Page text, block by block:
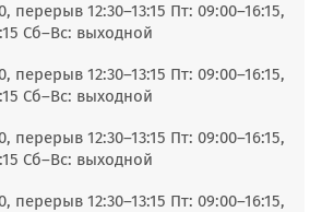
перерыв 12:30–13:15 Пт: 09:00–16:15,
Сб–Вс: выходной
перерыв 12:30–13:15 Пт: 09:00–16:15,
Сб–Вс: выходной
перерыв 12:30–13:15 Пт: 09:00–16:15,
Сб–Вс: выходной
перерыв 12:30–13:15 Пт: 09:00–16:15,